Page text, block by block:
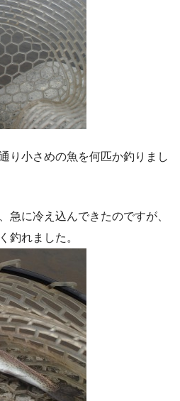
り小さめの魚を何匹か釣りまし
急に冷え込んできたのですが、
釣れました。